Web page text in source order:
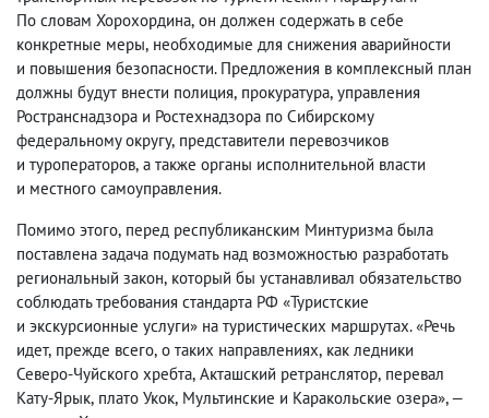
По словам Хорохордина, он должен содержать в себе
конкретные меры, необходимые для снижения аварийности
и повышения безопасности. Предложения в комплексный план
должны будут внести полиция, прокуратура, управления
Ространснадзора и Ростехнадзора по Сибирскому
федеральному округу, представители перевозчиков
и туроператоров, а также органы исполнительной власти
и местного самоуправления.
Помимо этого, перед республиканским Минтуризма была
поставлена задача подумать над возможностью разработать
региональный закон, который бы устанавливал обязательство
соблюдать требования стандарта РФ «Туристские
и экскурсионные услуги» на туристических маршрутах. «Речь
идет, прежде всего, о таких направлениях, как ледники
Северо-Чуйского хребта, Акташский ретранслятор, перевал
Кату-Ярык, плато Укок, Мультинские и Каракольские озера», —